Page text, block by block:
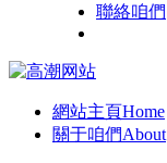
聯絡咱們
網站主頁Home
關于咱們About